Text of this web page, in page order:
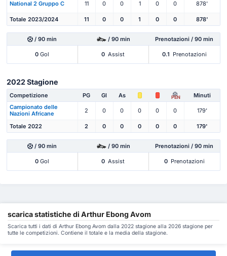
National 2 Gruppo C 11 0 0 1 0 0 878'
Totale 2023/2024 11 0 0 1 0 0 878'
/ 90 min / 90 min Prenotazioni / 90 min
0 Gol 0 Assist 0.1 Prenotazioni
2022 Stagione
Competizione PG Gl As PEN
Minuti
Campionato delle
Nazioni Africane
2 0 0 0 0 0 179'
Totale 2022 2 0 0 0 0 0 179'
/ 90 min / 90 min Prenotazioni / 90 min
0 Gol 0 Assist 0 Prenotazioni
scarica statistiche di Arthur Ebong Avom
Scarica tutti i dati di Arthur Ebong Avom dalla 2022 stagione alla 2026 stagione per
tutte le competizioni. Contiene il totale e la media della stagione.